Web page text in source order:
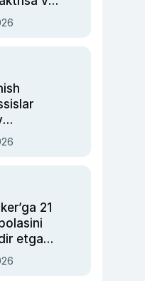
xavotir
21
etgan
o‘qildi